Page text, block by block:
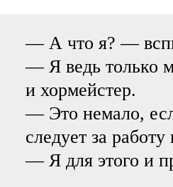
— А что я? —
— Я ведь только
и хормейстер.
— Это немало,
следует за работу
— Я для этого и